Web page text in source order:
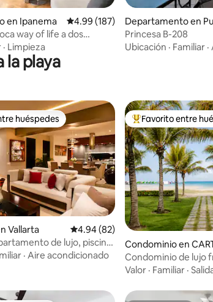
5; 99 evaluaciones
en Ipanema Calificación promedio: 4.99 de 5;
4.99 (187)
way of life a dos
de Ipanema.
· Limpieza
Departamento en
o
Princesa B-208
Ubicación · Familiar ·
la playa
5; 131 evaluaciones
en Favorito entre huéspedes
huéspedes
Vallarta Calificación promedio: 4.94 de 5;
4.94 (82)
de lujo, piscina
divinas
· Aire acondicionado
De los mejores en
Favorito entre
Condominio en
A
Condominio de lujo
Cartagena | Playa
Valor · Familiar ·